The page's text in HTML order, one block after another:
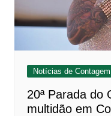
Notícias de Contagem
20ª Parada do
multidão em